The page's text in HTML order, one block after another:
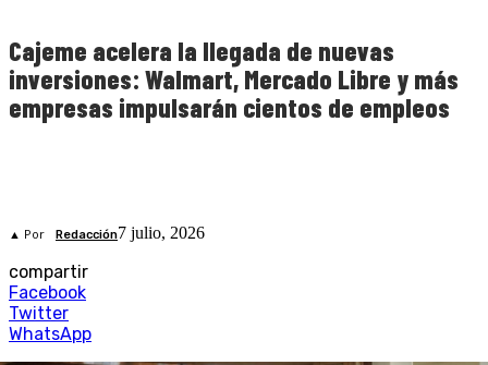
Cajeme acelera la llegada de nuevas
inversiones: Walmart, Mercado Libre y más
empresas impulsarán cientos de empleos
▲ Por Redacción7 julio, 2026
compartir
Facebook
Twitter
WhatsApp